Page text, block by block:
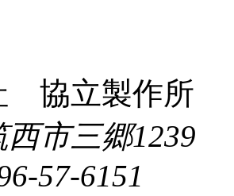
協立製作所
市三郷1239
57-6151